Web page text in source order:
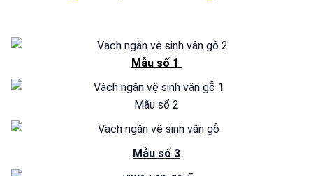
Mẫu số 1
Mẫu số 2
Mẫu số 3